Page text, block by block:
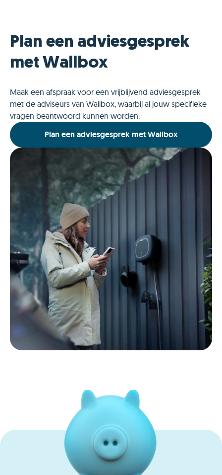
Plan een adviesgesprek
met Wallbox
Maak een afspraak voor een vrijblijvend adviesgesprek
met de adviseurs van Wallbox, waarbij al jouw specifieke
vragen beantwoord kunnen worden.
Plan een adviesgesprek met Wallbox